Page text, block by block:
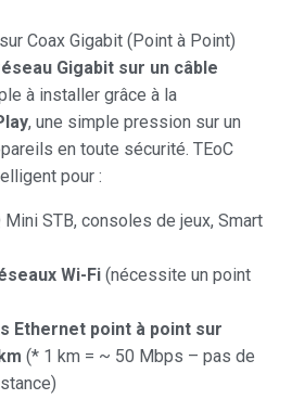
Coax Gigabit (Point à Point)
Gigabit sur un câble
à installer grâce à la
, une simple pression sur un
en toute sécurité. TEoC
pour :
Mini STB, consoles de jeux, Smart
Wi-Fi (nécessite un point
Ethernet point à point sur
(* 1 km = ~ 50 Mbps – pas de